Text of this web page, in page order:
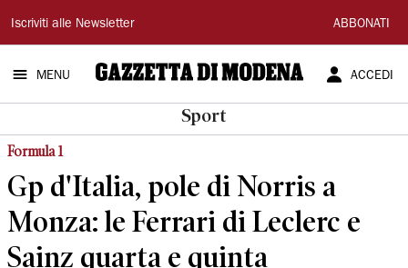
Gazzetta
di
Modena
Iscriviti alle Newsletter ABBONATI
MENU ACCEDI
Sport
Formula 1
Gp d'Italia, pole di Norris a
Monza: le Ferrari di Leclerc e
Sainz quarta e quinta